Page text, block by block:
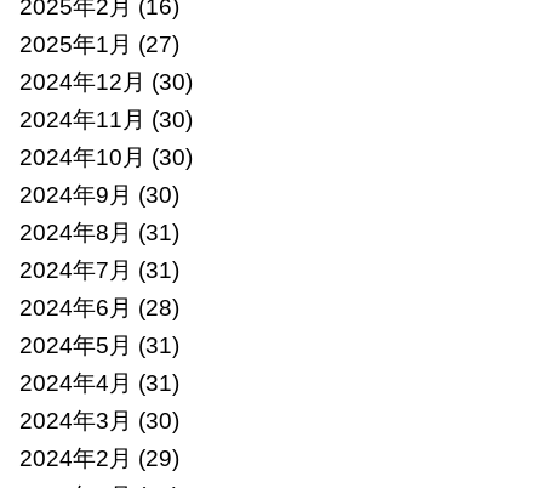
2025年2月 (16)
2025年1月 (27)
2024年12月 (30)
2024年11月 (30)
2024年10月 (30)
2024年9月 (30)
2024年8月 (31)
2024年7月 (31)
2024年6月 (28)
2024年5月 (31)
2024年4月 (31)
2024年3月 (30)
2024年2月 (29)